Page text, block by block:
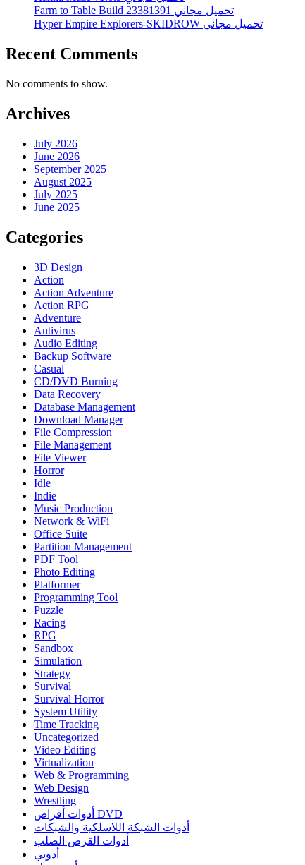
Farm to Table Build 23381391 تحميل مجاني
Hyper Empire Explorers-SKIDROW تحميل مجاني
Recent Comments
No comments to show.
Archives
July 2026
June 2026
September 2025
August 2025
July 2025
June 2025
Categories
3D Design
Action
Action Adventure
Action RPG
Adventure
Antivirus
Audio Editing
Backup Software
Casual
CD/DVD Burning
Data Recovery
Database Management
Download Manager
File Compression
File Management
File Viewer
Horror
Idle
Indie
Music Production
Network & WiFi
Office Suite
Partition Management
PDF Tool
Photo Editing
Platformer
Programming Tool
Puzzle
Racing
RPG
Sandbox
Simulation
Strategy
Survival
Survival Horror
System Utility
Time Tracking
Uncategorized
Video Editing
Virtualization
Web & Programming
Web Design
Wrestling
أدوات أقراص DVD
أدوات الشبكة اللاسلكية والشبكات
أدوات القرص الصلب
أدوبي